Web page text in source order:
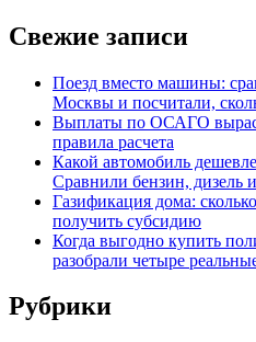
Свежие записи
Поезд вместо машины:
Москвы и посчитали,
Выплаты по ОСАГО
правила расчета
Какой автомобиль
Сравнили бензин, дизель
Газификация дома:
получить субсидию
Когда выгодно купить
разобрали четыре
Рубрики